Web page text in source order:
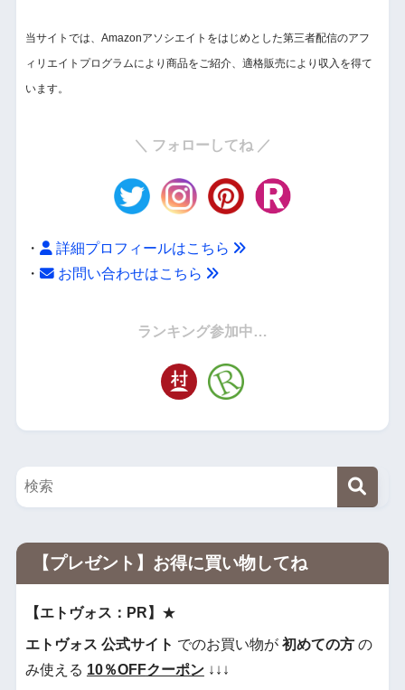
当サイトでは、Amazonアソシエイトをはじめとした第三者配信のアフ
ィリエイトプログラムにより商品をご紹介、適格販売により収入を得て
います。
＼ フォローしてね ／
・
詳細プロフィールはこちら
・
お問い合わせはこちら
ランキング参加中…
【プレゼント】お得に買い物してね
【エトヴォス：PR】 ★
エトヴォス 公式サイト でのお買い物が 初めての方の
み使える 10％OFFクーポン↓↓↓